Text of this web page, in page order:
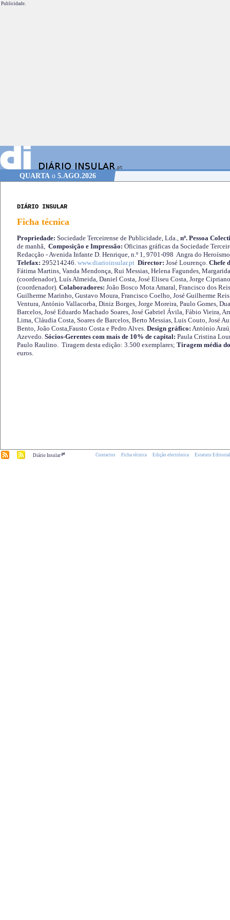
Publicidade.
QUARTA o 5.AGO.2026
DIÁRIO INSULAR
Ficha técnica
Propriedade: Sociedade Terceirense de Publicidade, Lda., nº. Pessoa
de manhã, Composição e Impressão: Oficinas gráficas da Sociedade
Redacção - Avenida Infante D. Henrique, n.º 1, 9701-098 Angra do
Telefax: 295214246. www.diarioinsular.pt Director: José Lourenço. Chefe
Fátima Martins, Vanda Mendonça, Rui Messias, Helena Fagundes,
(coordenador), Luís Almeida, Daniel Costa, José Eliseu Costa, Jorge
(coordenador). Colaboradores: João Bosco Mota Amaral, Francisco dos
Guilherme Marinho, Gustavo Moura, Francisco Coelho, José Guilherme
Ventura, António Vallacorba, Diniz Borges, Jorge Moreira, Paulo Gomes,
Barcelos, José Eduardo Machado Soares, José Gabriel Ávila, Fábio Vieira,
Lima, Cláudia Costa, Soares de Barcelos, Berto Messias, Luis Couto, José
Bento, João Costa,Fausto Costa e Pedro Alves. Design gráfico: António
Azevedo. Sócios-Gerentes com mais de 10% de capital: Paula Cristina
Paulo Raulino. Tiragem desta edição: 3.500 exemplares; Tiragem média
euros.
Diário Insular.pt Contactos Ficha técnica Edição electrónica Estatuto Editorial